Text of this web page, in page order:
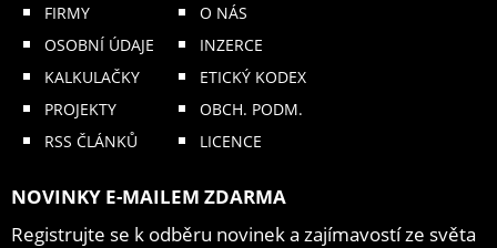
FIRMY
OSOBNÍ ÚDAJE
KALKULAČKY
PROJEKTY
RSS ČLÁNKŮ
O NÁS
INZERCE
ETICKÝ KODEX
OBCH. PODM.
LICENCE
NOVINKY E-MAILEM ZDARMA
Registrujte se k odběru novinek a zajímavostí ze světa